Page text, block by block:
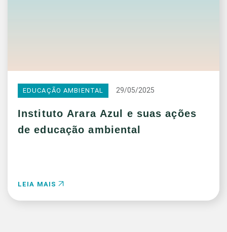
EDUCAÇÃO AMBIENTAL 29/05/2025
Instituto Arara Azul e suas ações
de educação ambiental
LEIA MAIS